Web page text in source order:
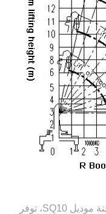
إلى جانبي توفير الرافعة المثبتة على شاحنة موديل SQ10، توفر